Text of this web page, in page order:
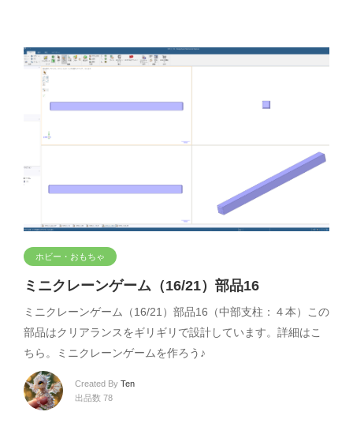
ホビー・おもちゃ
ミニクレーンゲーム（16/21）部品16
ミニクレーンゲーム（16/21）部品16（中部支柱：４本）この
部品はクリアランスをギリギリで設計しています。詳細はこ
ちら。ミニクレーンゲームを作ろう♪
Created By Ten
出品数 78